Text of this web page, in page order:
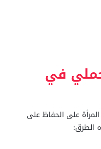
في
على الحفاظ على
الطرق: